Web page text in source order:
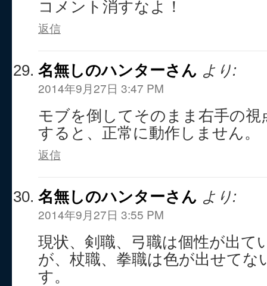
コメント消すなよ！
返信
名無しのハンターさん より:
2014年9月27日 3:47 PM
モブを倒してそのまま右手の視
すると、正常に動作しません。
返信
名無しのハンターさん より:
2014年9月27日 3:55 PM
現状、剣職、弓職は個性が出て
が、杖職、拳職は色が出せてな
す。